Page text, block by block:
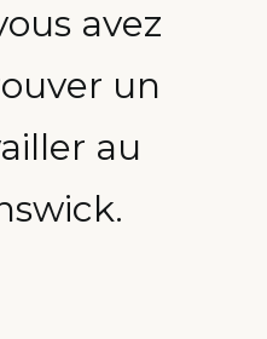
avez
un
au